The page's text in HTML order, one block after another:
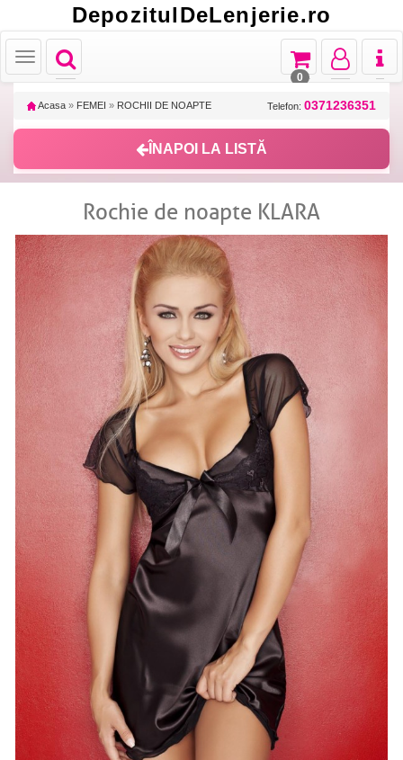
DepozitulDeLenjerie.ro
Toggle
navigation
Toggle
Toggle
navigation
Toggle
navigation
Toggle
navigation
0
Acasa » FEMEI » ROCHII DE NOAPTE Telefon: 0371236351
ÎNAPOI LA LISTĂ
Rochie de noapte KLARA